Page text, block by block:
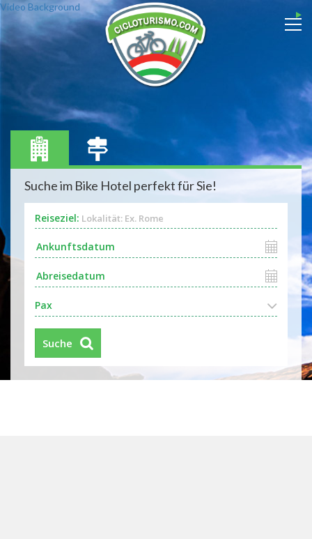
Video Background
Suche im Bike Hotel perfekt für Sie!
Reiseziel: Lokalität: Ex. Rome
Pax
Suche